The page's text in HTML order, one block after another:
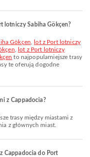
lotniczy Sabiha Gökçen?
Gökçen
lot z Port lotniczy
lot z Port lotniczy
to najpopularniejsze trasy
te oferują dogodne
z Cappadocia?
trasy między miastami z
z głównych miast.
Cappadocia do Port